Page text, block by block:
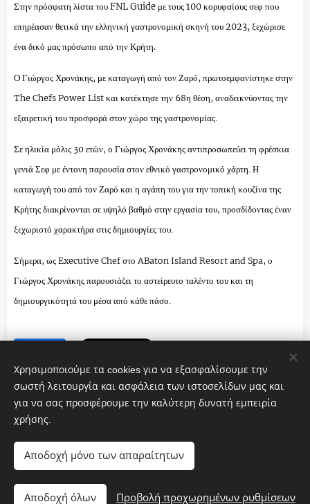
Στην πρόσφατη λίστα του FNL Guide με τους 100 κορυφαίους σεφ που
επηρέασαν θετικά την ελληνική γαστρονομική σκηνή του 2023, ξεχώρισε
ένα δικό μας πρόσωπο από την Κρήτη.
Ο Γιώργος Χρονάκης, με καταγωγή από τον Ζαρό, πρωτοεμφανίστηκε στην
The Chefs Power List και κατέκτησε την 68η θέση, αναδεικνύοντας την
εξαιρετική του προσφορά στον χώρο της γαστρονομίας.
Σε ηλικία μόλις 30 ετών, ο Γιώργος Χρονάκης αντιπροσωπεύει τη φρέσκια
γενιά Σεφ με έντονη παρουσία στον εθνικό γαστρονομικό χάρτη. Η
καταγωγή του από τον Ζαρό και η αγάπη του για την τοπική κουζίνα της
Κρήτης διακρίνονται σε υψηλό βαθμό στην εργασία του, προσδίδοντας έναν
ξεχωριστό χαρακτήρα στις δημιουργίες του.
Σήμερα, ως Executive Chef στο ABaton Island Resort and Spa, ο
Γιώργος Χρονάκης παρουσιάζει το αστείρευτο ταλέντο του και τη
δημιουργικότητά του μέσα από κάθε πάσο.
Cookies
Χρησιμοποιούμε τα cookies για να εξασφαλίσουμε την
σωστή λειτουργία και ασφάλεια των ιστοσελίδων μας και
για να σας προσφέρουμε την καλύτερη δυνατή εμπειρία
χρήσης.
Αποδοχή μόνο των απαραίτητων
Αποδοχή όλων Προβολή προχωρημένων ρυθμίσεων